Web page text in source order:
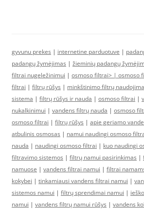
gyvunu prekes | internetine parduotuve |
padangų žymėjimas | žieminių padangų
filtrai nugeležinimui | osmoso filtrai> | osmoso
filtrai | filtrų rūšys | minkštinimo filtrų
sistema | filtrų rūšys ir nauda | osmoso filtrai |
nukalkinimui | vandens filtrų nauda | osmoso
osmoso filtrai | filtrų rūšys | apie geriamo
atbulinis osmosas | namui naudingi osmoso
nauda | naudingi osmoso filtrai | kuo naudingi
filtravimo sistemos | filtrų namui pasirinkimas |
namuose | vandens filtrai namui | filtrai
kokybei | tinkamiausi vandens filtrai namui |
sistemos namui | filtrų sprendimai namui |
namui | vandens filtrų namui rūšys | vandens